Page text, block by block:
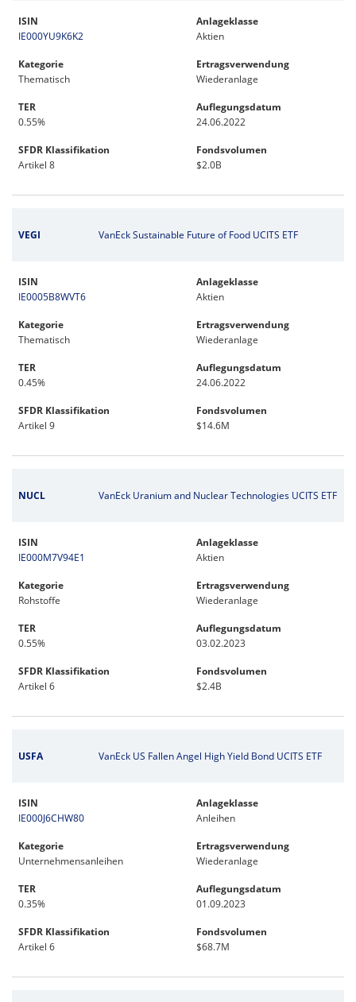
ISIN
IE000YU9K6K2
Anlageklasse
Aktien
Kategorie
Thematisch
Ertragsverwendung
Wiederanlage
TER
0.55%
Auflegungsdatum
24.06.2022
SFDR Klassifikation
Artikel 8
Fondsvolumen
$2.0B
VEGI VanEck Sustainable Future of Food UCITS ETF
ISIN
IE0005B8WVT6
Anlageklasse
Aktien
Kategorie
Thematisch
Ertragsverwendung
Wiederanlage
TER
0.45%
Auflegungsdatum
24.06.2022
SFDR Klassifikation
Artikel 9
Fondsvolumen
$14.6M
NUCL VanEck Uranium and Nuclear Technologies UCITS ETF
ISIN
IE000M7V94E1
Anlageklasse
Aktien
Kategorie
Rohstoffe
Ertragsverwendung
Wiederanlage
TER
0.55%
Auflegungsdatum
03.02.2023
SFDR Klassifikation
Artikel 6
Fondsvolumen
$2.4B
USFA VanEck US Fallen Angel High Yield Bond UCITS ETF
ISIN
IE000J6CHW80
Anlageklasse
Anleihen
Kategorie
Unternehmensanleihen
Ertragsverwendung
Wiederanlage
TER
0.35%
Auflegungsdatum
01.09.2023
SFDR Klassifikation
Artikel 6
Fondsvolumen
$68.7M